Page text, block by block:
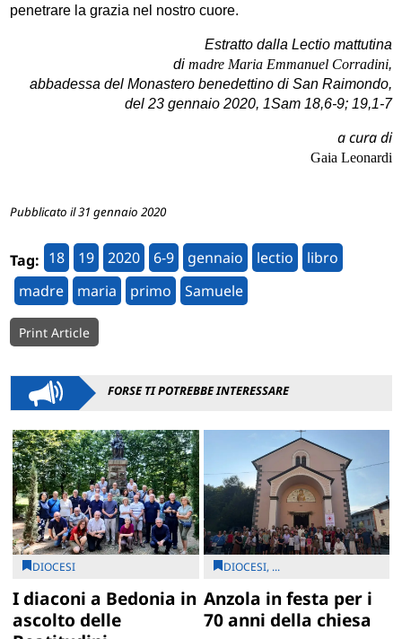
penetrare la grazia nel nostro cuore.
Estratto dalla Lectio mattutina
di madre Maria Emmanuel Corradini,
abbadessa del Monastero benedettino di San Raimondo,
del 23 gennaio 2020, 1Sam 18,6-9; 19,1-7
a cura di
Gaia Leonardi
Pubblicato il 31 gennaio 2020
Tag: 18 19 2020 6-9 gennaio lectio
libro
madre
maria primo Samuele
Print Article
FORSE TI POTREBBE INTERESSARE
DIOCESI
I diaconi a Bedonia in
ascolto delle
DIOCESI, ...
Anzola in festa per i
70 anni della chiesa